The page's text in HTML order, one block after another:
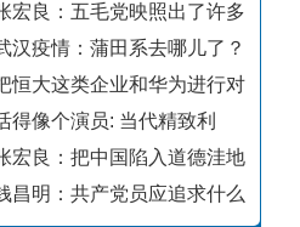
宏良：五毛党映照出了许多
汉疫情：蒲田系去哪儿了？
恒大这类企业和华为进行对
得像个演员: 当代精致利
宏良：把中国陷入道德洼地
昌明：共产党员应追求什么